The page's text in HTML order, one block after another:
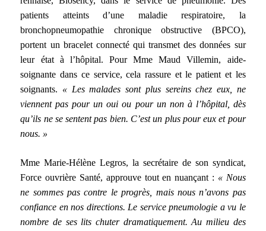
patients atteints d’une maladie respiratoire, la
bronchopneumopathie chronique obstructive (BPCO),
portent un bracelet connecté qui transmet des données sur
leur état à l’hôpital. Pour Mme Maud Villemin, aide-
soignante dans ce service, cela rassure et le patient et les
soignants. « Les malades sont plus sereins chez eux, ne
viennent pas pour un oui ou pour un non à l’hôpital, dès
qu’ils ne se sentent pas bien. C’est un plus pour eux et pour
nous. »
Mme Marie-Hélène Legros, la secrétaire de son syndicat,
Force ouvrière Santé, approuve tout en nuançant : « Nous
ne sommes pas contre le progrès, mais nous n’avons pas
confiance en nos directions. Le service pneumologie a vu le
nombre de ses lits chuter dramatiquement. Au milieu des